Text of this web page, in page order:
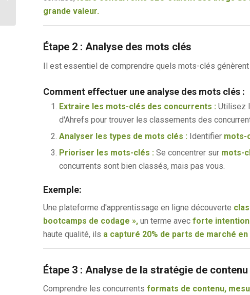
grande valeur.
Étape 2 : Analyse des mots clés
Il est essentiel de comprendre quels mots-clés génèrent
Comment effectuer une analyse des mots clés :
Extraire les mots-clés des concurrents : Utilisez
d'Ahrefs pour trouver les classements des
Analyser les types de mots clés : Identifier mots-
Prioriser les mots-clés : Se concentrer sur mots-
concurrents sont bien classés, mais pas vous.
Exemple:
Une plateforme d'apprentissage en ligne découverte
bootcamps de codage »,un terme avec forte
haute qualité, ils a capturé 20% de parts de marché
Étape 3 : Analyse de la stratégie de contenu
Comprendre les concurrents formats de contenu,
technique en 2025